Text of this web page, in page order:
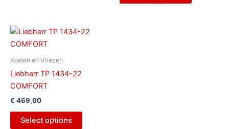
Koelen en Vriezen
Liebherr TP 1434-22
COMFORT
€ 469,00
Select options